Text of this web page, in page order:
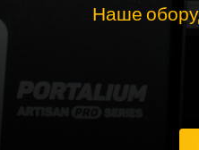
Наше